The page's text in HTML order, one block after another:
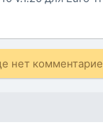
нет